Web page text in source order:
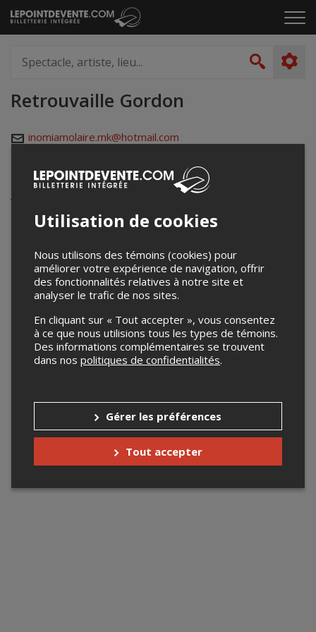
Passer
au
le
artiste,
lieu...
Retrouvaille Gordon
inomiamolaire.mk@hotmail.com
Événements à venir
Votre recherche n'a retourné aucun résultat.
Utilisation de cookies
Nous utilisons des témoins (cookies) pour
améliorer votre expérience de navigation, offrir
des fonctionnalités relatives à notre site et
analyser le trafic de nos sites.
En cliquant sur « Tout accepter », vous consentez
à ce que nous utilisions tous les types de témoins.
Des informations complémentaires se trouvent
dans nos politiques de confidentialités.
Gérer les préférences
Tout accepter